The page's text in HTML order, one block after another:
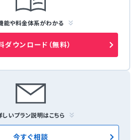
能や料金体系がわかる
ダウンロード（無料）
しいプラン説明はこちら
今すぐ相談